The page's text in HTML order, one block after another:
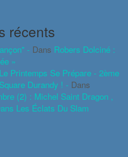
récents
- Dans Robers Dolciné :
»
Printemps Se Prépare - 2ème
Durandy ! - Dans
(2) : Michel Saint Dragon ,
Les Éclats Du Slam